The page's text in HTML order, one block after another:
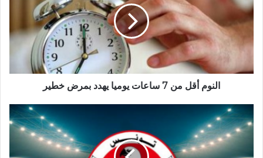
النوم أقل من 7 ساعات يوميا يهدد بمرض خطير